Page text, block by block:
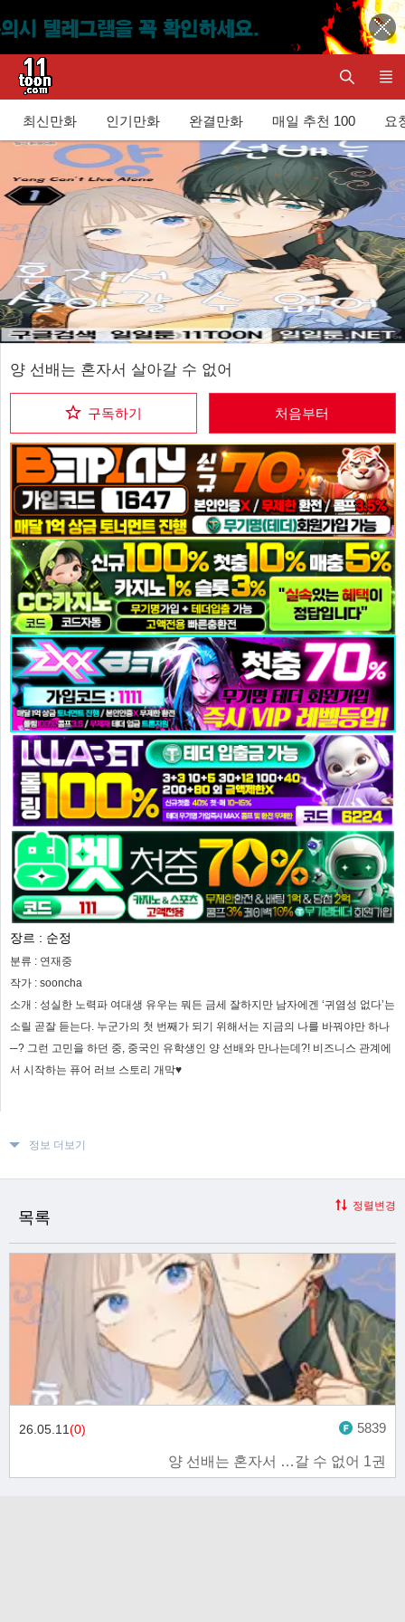
최신만화 인기만화 완결만화 매일 추천 100 요
양 선배는 혼자서 살아갈 수 없어
구독하기 처음부터
장르 : 순정
분류 : 연재중
작가 : sooncha
소개 : 성실한 노력파 여대생 유우는 뭐든 금세 잘하지만 남자에겐 ‘귀염성 없다’는
소릴 곧잘 듣는다. 누군가의 첫 번째가 되기 위해서는 지금의 나를 바꿔야만 하나
─? 그런 고민을 하던 중, 중국인 유학생인 양 선배와 만나는데?! 비즈니스 관계에
서 시작하는 퓨어 러브 스토리 개막♥
정보 더보기
목록
정렬변경
양 선배는 혼자서 …갈 수 없어 1권
26.05.11(0) 5839